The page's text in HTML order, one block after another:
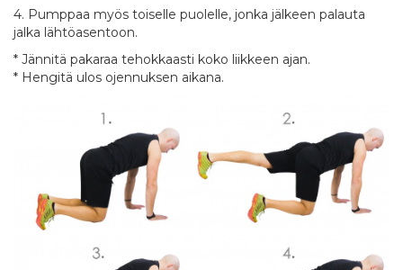
4. Pumppaa myös toiselle puolelle, jonka jälkeen palauta
jalka lähtöasentoon.
* Jännitä pakaraa tehokkaasti koko liikkeen ajan.
* Hengitä ulos ojennuksen aikana.